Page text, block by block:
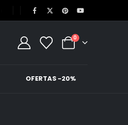
0
OFERTAS -20%